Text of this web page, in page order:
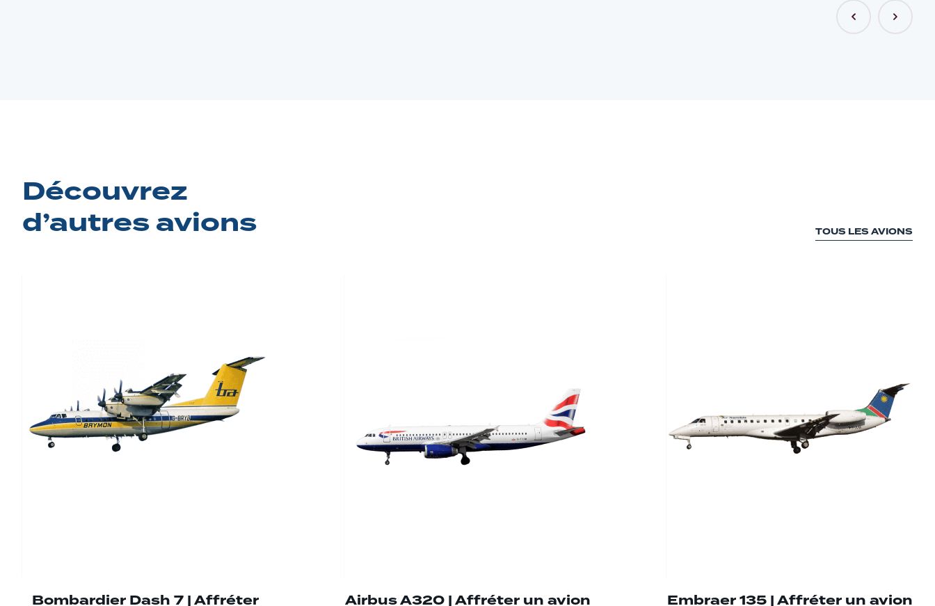
Découvrez
d’autres avions
TOUS LES AVIONS
Bombardier Dash 7 | Affréter Airbus A320 | Affréter un avion Embraer 135 | Affréter un avion